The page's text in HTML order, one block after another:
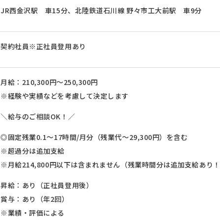
JR西金沢駅 車15分、北陸鉄道石川線 野々市工大前駅 車9分
契約社員※正社員登用あり
月給：210,300円～250,300円
※経験や実績などを考慮して決定します
＼給与のご相談OK！／
◎固定残業0.1～17時間/月分（残業代～29,300円）を含む
※超過分は追加支給
※月給214,800円以下は含まれません（残業時間分は追加支給あり
昇給：あり（正社員登用後）
賞与：あり（年2回）
※業績・評価による